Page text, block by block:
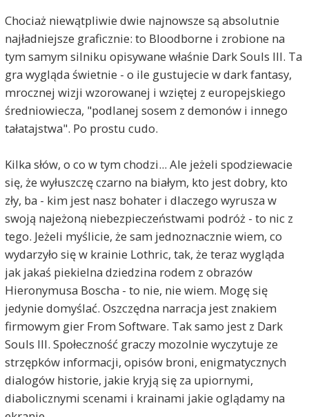
Chociaż niewątpliwie dwie najnowsze są absolutnie
najładniejsze graficznie: to Bloodborne i zrobione na
tym samym silniku opisywane właśnie Dark Souls III. Ta
gra wygląda świetnie - o ile gustujecie w dark fantasy,
mrocznej wizji wzorowanej i wziętej z europejskiego
średniowiecza, "podlanej sosem z demonów i innego
tałatajstwa". Po prostu cudo.
Kilka słów, o co w tym chodzi... Ale jeżeli spodziewacie
się, że wyłuszczę czarno na białym, kto jest dobry, kto
zły, ba - kim jest nasz bohater i dlaczego wyrusza w
swoją najeżoną niebezpieczeństwami podróż - to nic z
tego. Jeżeli myślicie, że sam jednoznacznie wiem, co
wydarzyło się w krainie Lothric, tak, że teraz wygląda
jak jakaś piekielna dziedzina rodem z obrazów
Hieronymusa Boscha - to nie, nie wiem. Mogę się
jedynie domyślać. Oszczędna narracja jest znakiem
firmowym gier From Software. Tak samo jest z Dark
Souls III. Społeczność graczy mozolnie wyczytuje ze
strzępków informacji, opisów broni, enigmatycznych
dialogów historie, jakie kryją się za upiornymi,
diabolicznymi scenami i krainami jakie oglądamy na